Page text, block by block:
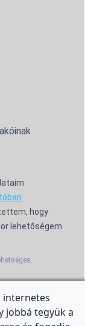
hogy
lehetőségem
internetes
jobbá tegyük a